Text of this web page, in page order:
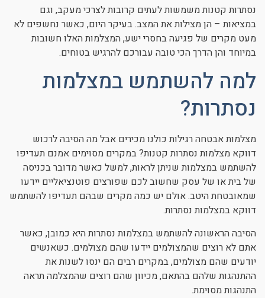
נסתרות קטנות משמשות לעתים קרובות לצרכי מעקב, וגם
במציאות – הן מצילות את המצב. בעיקר היום, כאשר נחשפים לא
מעט מקרים של פגיעה בחסרי ישע, המצלמות האלו חשובות
במיוחד והן הדרך הכי טובה עבורכם להרגיש בטוחים.
למה להשתמש במצלמות
נסתרות?
מצלמות אבטחה רגילות כולנו מכירים אבל מה הסיבה לרכוש
דווקא מצלמות נסתרות קטנות? במקרים מסוימים אמנם תעדיפו
להשתמש במצלמות שניתן לראות, למשל כאשר מדובר בכניסה
של בית או של עסק שחשוב לכם שפורצים פוטנציאליים יידעו
שמאובטחת היטב. אולם יש כמה מקרים שבהם תעדיפו להשתמש
דווקא במצלמות נסתרות.
הסיבה הראשונה להשתמש במצלמות נסתרות היא כמובן, כאשר
אתם לא רוצים שהמצולמים יידעו שהם מצולמים. כשאנשים
יודעים שהם מצולמים, במקרים רבים הם ינסו לשנות את
ההתנהגות שלהם בהתאם, מכיוון שהם רוצים שהמצלמה תראה
התנהגות מסוימת.